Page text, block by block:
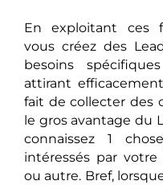
En exploitant ces
vous créez des
besoins
attirant
fait de collecter des
le gros avantage du
connaissez 1
intéressés par
ou autre. Bref,